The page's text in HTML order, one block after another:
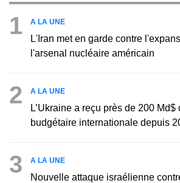
1 A LA UNE
L'Iran met en garde contre
l'arsenal nucléaire américain
2 A LA UNE
L’Ukraine a reçu près de 200 Md$
budgétaire internationale depuis
3 A LA UNE
Nouvelle attaque israélienne